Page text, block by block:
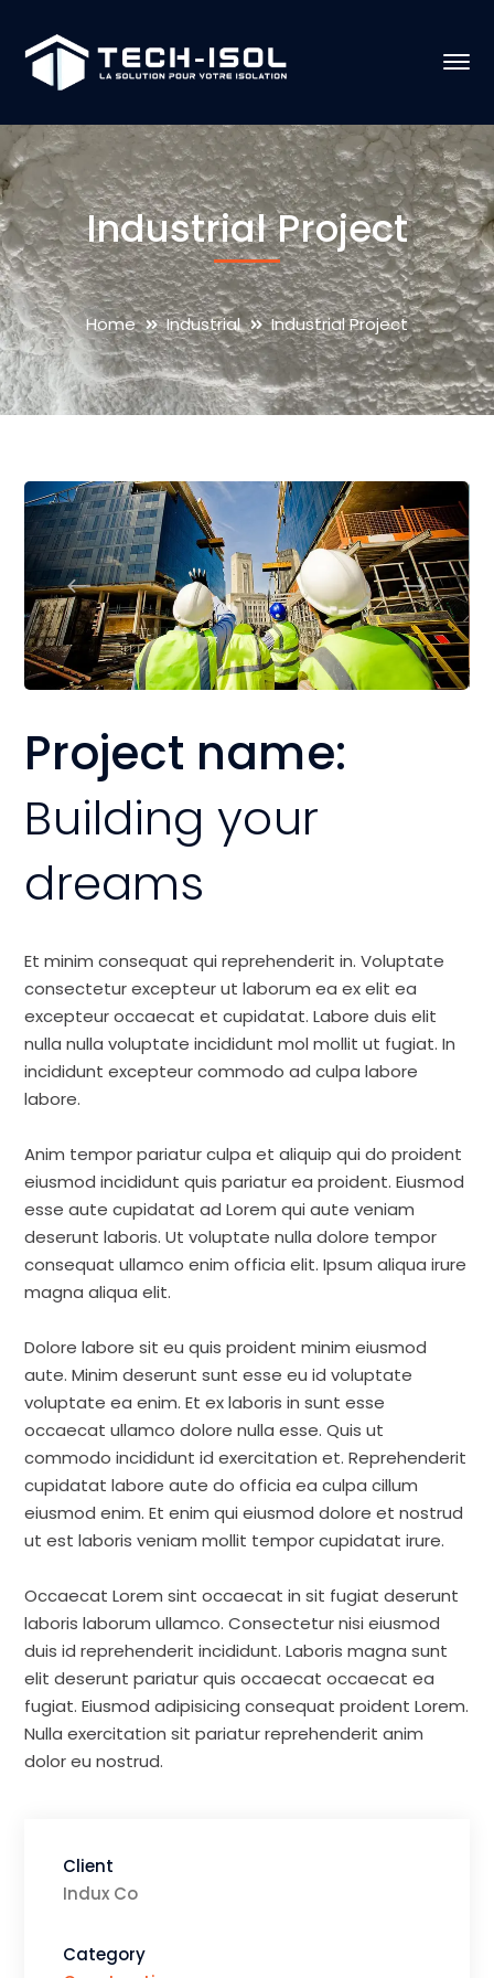
Industrial Project
Home Industrial Industrial Project
Project name:
Building your
dreams
Et minim consequat qui reprehenderit in. Voluptate
consectetur excepteur ut laborum ea ex elit ea
excepteur occaecat et cupidatat. Labore duis elit
nulla nulla voluptate incididunt mol mollit ut fugiat. In
incididunt excepteur commodo ad culpa labore
labore.
Anim tempor pariatur culpa et aliquip qui do proident
eiusmod incididunt quis pariatur ea proident. Eiusmod
esse aute cupidatat ad Lorem qui aute veniam
deserunt laboris. Ut voluptate nulla dolore tempor
consequat ullamco enim officia elit. Ipsum aliqua irure
magna aliqua elit.
Dolore labore sit eu quis proident minim eiusmod
aute. Minim deserunt sunt esse eu id voluptate
voluptate ea enim. Et ex laboris in sunt esse
occaecat ullamco dolore nulla esse. Quis ut
commodo incididunt id exercitation et. Reprehenderit
cupidatat labore aute do officia ea culpa cillum
eiusmod enim. Et enim qui eiusmod dolore et nostrud
ut est laboris veniam mollit tempor cupidatat irure.
Occaecat Lorem sint occaecat in sit fugiat deserunt
laboris laborum ullamco. Consectetur nisi eiusmod
duis id reprehenderit incididunt. Laboris magna sunt
elit deserunt pariatur quis occaecat occaecat ea
fugiat. Eiusmod adipisicing consequat proident Lorem.
Nulla exercitation sit pariatur reprehenderit anim
dolor eu nostrud.
Client
Indux Co
Category